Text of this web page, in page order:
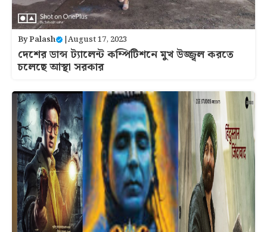
ByPalash |August 17, 2023
দেশের ডান্স ট্যালেন্ট কম্পিটিশনে মুখ উজ্জ্বল করতে
চলেছে আস্থা সরকার